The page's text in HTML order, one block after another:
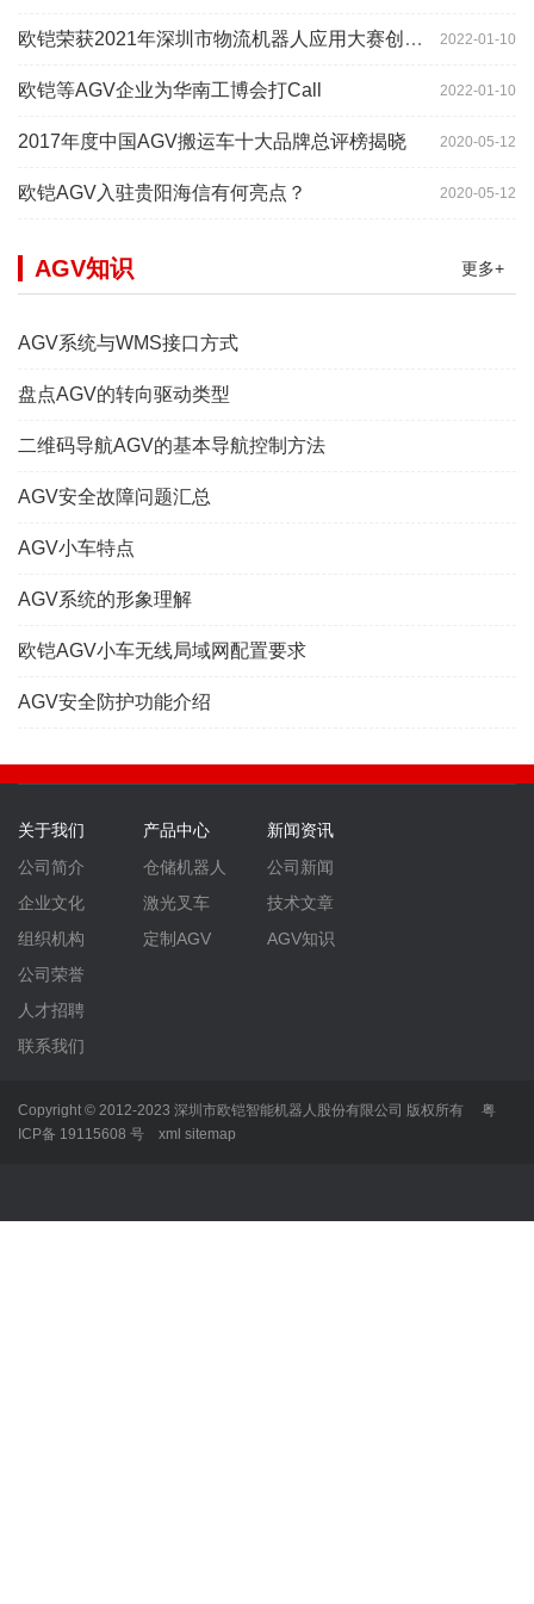
2022-01-10
欧铠荣获2021年深圳市物流机器人应用大赛创新项目奖
2022-01-10
欧铠等AGV企业为华南工博会打Call
2020-05-12
2017年度中国AGV搬运车十大品牌总评榜揭晓
2020-05-12
欧铠AGV入驻贵阳海信有何亮点？
更多+
AGV知识
AGV系统与WMS接口方式
盘点AGV的转向驱动类型
二维码导航AGV的基本导航控制方法
AGV安全故障问题汇总
AGV小车特点
AGV系统的形象理解
欧铠AGV小车无线局域网配置要求
AGV安全防护功能介绍
关于我们
公司简介
企业文化
组织机构
公司荣誉
人才招聘
联系我们
产品中心
仓储机器人
激光叉车
定制AGV
新闻资讯
公司新闻
技术文章
AGV知识
Copyright © 2012-2023 深圳市欧铠智能机器人股份有限公司 版权所有
粤
ICP备 19115608 号
xml sitemap